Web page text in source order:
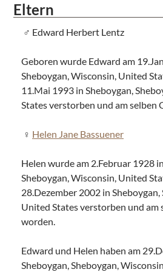
Eltern
Edward Herbert Lentz
Geboren wurde Edward am
Sheboygan, Wisconsin, United
11.Mai 1993 in Sheboygan,
States verstorben und am
Helen Jane Bassuener
Helen wurde am 2.Februar 1928
Sheboygan, Wisconsin, United
28.Dezember 2002 in
United States verstorben und
worden.
Edward und Helen haben am
Sheboygan, Sheboygan,